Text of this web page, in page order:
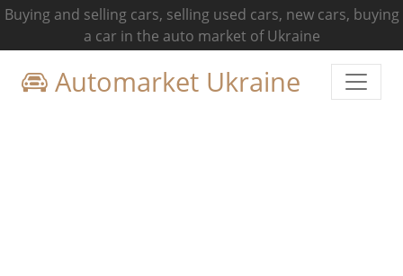
Buying and selling cars, selling used cars, new cars, buying
a car in the auto market of Ukraine
Automarket Ukraine